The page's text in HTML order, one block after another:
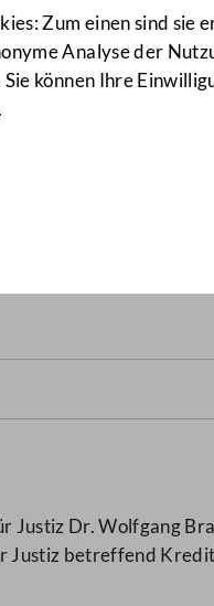
Zum einen sind
Analyse der
können Ihre
der
Dr. Wolfgang
Justiz betreffend